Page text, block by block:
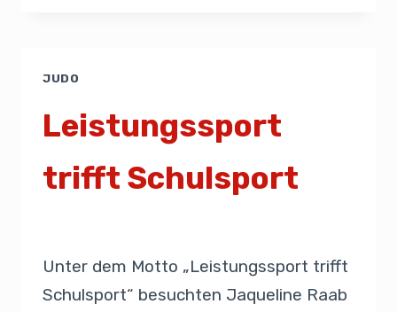
JUDO
Leistungssport
trifft Schulsport
Unter dem Motto „Leistungssport trifft
Schulsport“ besuchten Jaqueline Raab